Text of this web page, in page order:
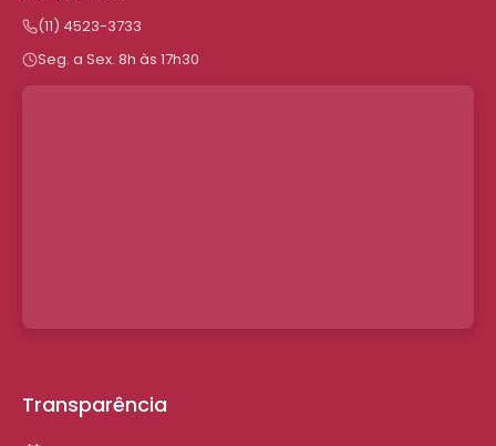
(11) 4523-3733
Seg. a Sex. 8h às 17h30
Transparência